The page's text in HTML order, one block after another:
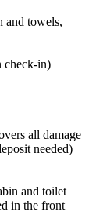
and towels,
check-in)
all damage
needed)
and toilet
in the front